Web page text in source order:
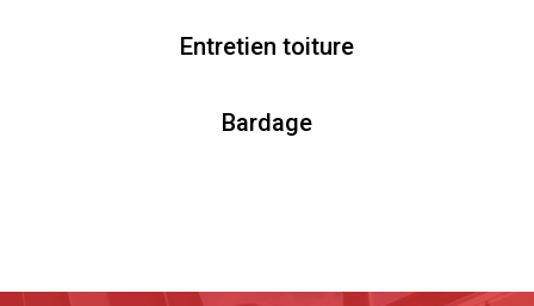
Entretien toiture
Bardage